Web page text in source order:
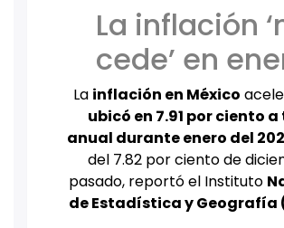
La inflación
cede’ en
La inflación en México
ubicó en 7.91 por ciento
anual durante enero del
del 7.82 por ciento de
pasado, reportó el Instituto
de Estadística y Geografía